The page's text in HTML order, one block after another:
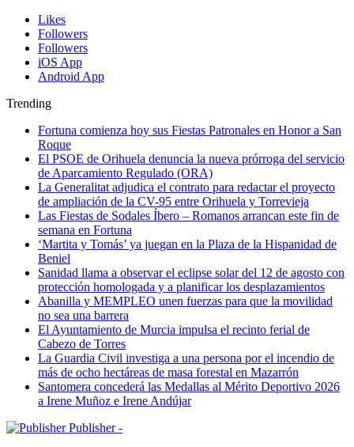
Likes
Followers
Followers
iOS App
Android App
Trending
Fortuna comienza hoy sus Fiestas Patronales en Honor a San
Roque
El PSOE de Orihuela denuncia la nueva prórroga del servicio
de Aparcamiento Regulado (ORA)
La Generalitat adjudica el contrato para redactar el proyecto
de ampliación de la CV-95 entre Orihuela y Torrevieja
Las Fiestas de Sodales Íbero – Romanos arrancan este fin de
semana en Fortuna
‘Martita y Tomás’ ya juegan en la Plaza de la Hispanidad de
Beniel
Sanidad llama a observar el eclipse solar del 12 de agosto con
protección homologada y a planificar los desplazamientos
Abanilla y MEMPLEO unen fuerzas para que la movilidad
no sea una barrera
El Ayuntamiento de Murcia impulsa el recinto ferial de
Cabezo de Torres
La Guardia Civil investiga a una persona por el incendio de
más de ocho hectáreas de masa forestal en Mazarrón
Santomera concederá las Medallas al Mérito Deportivo 2026
a Irene Muñoz e Irene Andújar
Publisher -